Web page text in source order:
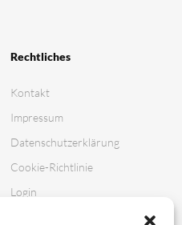
Rechtliches
Kontakt
Impressum
Datenschutz­erklärung
Cookie-Richtlinie
Login